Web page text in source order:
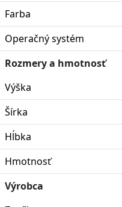
Farba
Operačný systém
Rozmery a hmotnosť
Výška
Šírka
Hĺbka
Hmotnosť
Výrobca